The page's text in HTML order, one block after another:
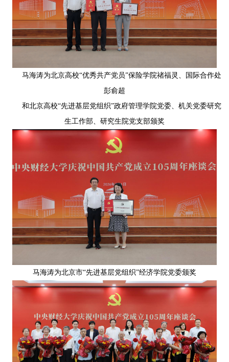
马海涛为北京高校“优秀共产党员”保险学院禇福灵、国际合作处
彭俞超
和北京高校“先进基层党组织”政府管理学院党委、机关党委研究
生工作部、研究生院党支部颁奖
马海涛为北京市“先进基层党组织”经济学院党委颁奖